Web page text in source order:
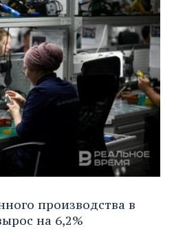
производства в
на 6,2%